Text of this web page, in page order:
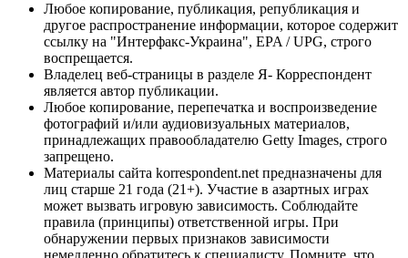
Любое копирование, публикация, републикация и
другое распространение информации, которое содержит
ссылку на "Интерфакс-Украина", EPA / UPG, строго
воспрещается.
Владелец веб-страницы в разделе Я- Корреспондент
является автор публикации.
Любое копирование, перепечатка и воспроизведение
фотографий и/или аудиовизуальных материалов,
принадлежащих правообладателю Getty Images, строго
запрещено.
Материалы сайта korrespondent.net предназначены для
лиц старше 21 года (21+). Участие в азартных играх
может вызвать игровую зависимость. Соблюдайте
правила (принципы) ответственной игры. При
обнаружении первых признаков зависимости
немедленно обратитесь к специалисту. Помните, что